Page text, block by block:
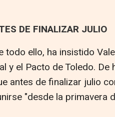
DE FINALIZAR JULIO
ello, ha insistido
y el Pacto de Toledo. De
antes de finalizar julio
"desde la primavera